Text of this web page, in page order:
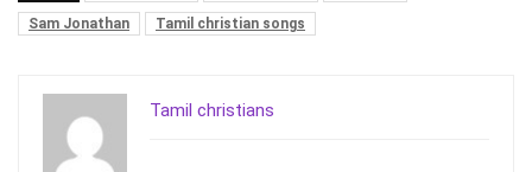
Sam Jonathan
Tamil christian songs
Tamil christians